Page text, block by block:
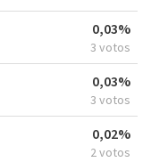
0,03%
3 votos
0,03%
3 votos
0,02%
2 votos